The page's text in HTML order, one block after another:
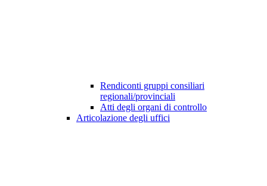
Rendiconti gruppi consiliari
regionali/provinciali
Atti degli organi di controllo
Articolazione degli uffici